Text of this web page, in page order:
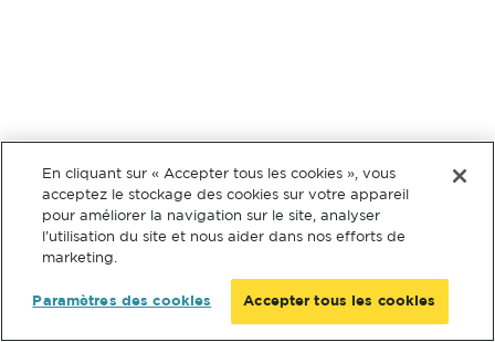
En cliquant sur « Accepter tous les cookies », vous
acceptez le stockage des cookies sur votre appareil
pour améliorer la navigation sur le site, analyser
l’utilisation du site et nous aider dans nos efforts de
marketing.
Paramètres des cookies Accepter tous les cookies